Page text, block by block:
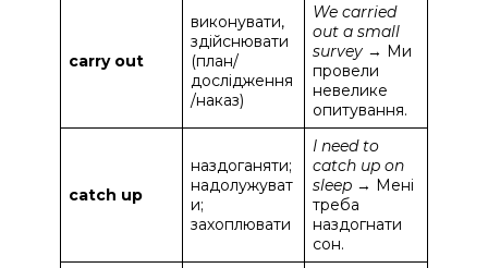
carry out
виконувати,
здійснювати
(план/
дослідження
/наказ)
We carried
out a small
survey → Ми
провели
невелике
опитування.
catch up
наздоганяти;
надолужуват
и;
захоплювати
I need to
catch up on
sleep → Мені
треба
наздогнати
сон.